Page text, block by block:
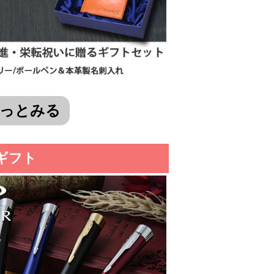
とみる
フト